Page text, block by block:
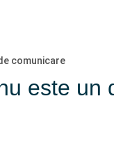
comunicare
este